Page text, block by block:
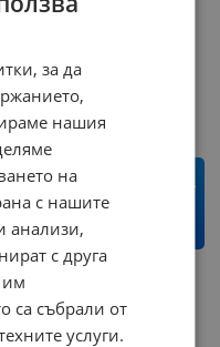
Арт.№: 17262
€ / 6.90
бр.
КУПИ
за да
нашия
на
с нашите
анализи,
с друга
им
са събрали от
услуги.